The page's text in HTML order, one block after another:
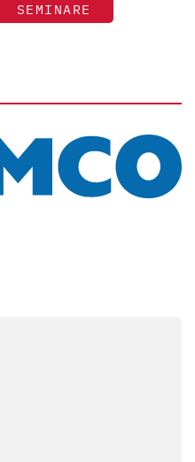
SEMINARE